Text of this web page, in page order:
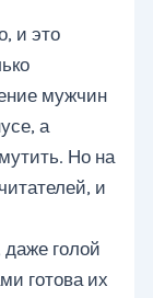
и это
мужчин
а
Но на
и
голой
готова их